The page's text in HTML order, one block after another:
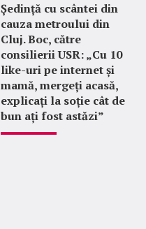
Ședință cu scântei din
cauza metroului din
Cluj. Boc, către
consilierii USR: „Cu 10
like-uri pe internet și
mamă, mergeți acasă,
explicați la soție cât de
bun ați fost astăzi”